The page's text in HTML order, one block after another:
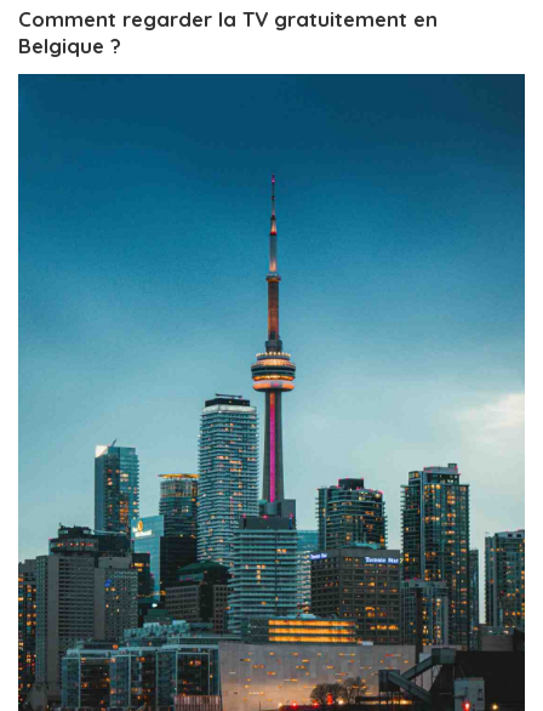
Comment regarder la TV gratuitement en
Belgique ?